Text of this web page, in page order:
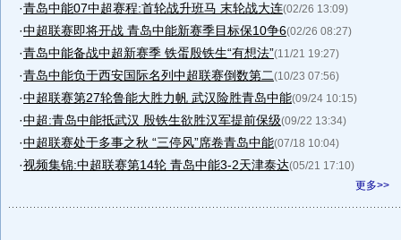
·青岛中能07中超赛程:首轮战升班马 末轮战大连(02/26 13:09)
·中超联赛即将开战 青岛中能新赛季目标保10争6(02/26 08:27)
·青岛中能备战中超新赛季 铁蛋殷铁生“有想法”(11/21 19:27)
·青岛中能负于西安国际名列中超联赛倒数第二(10/23 07:56)
·中超联赛第27轮鲁能大胜力帆 武汉险胜青岛中能(09/24 10:15)
·中超:青岛中能抵武汉 殷铁生欲胜汉军提前保级(09/22 13:34)
·中超联赛处于多事之秋 “三停风”席卷青岛中能(07/18 10:04)
·视频集锦:中超联赛第14轮 青岛中能3-2天津泰达(05/21 17:10)
更多>>